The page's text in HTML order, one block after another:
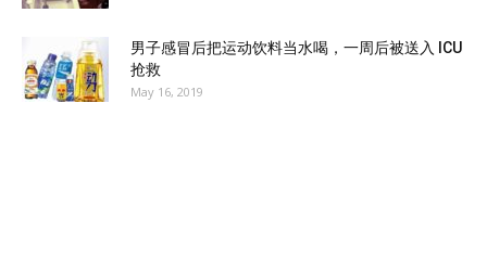
男子感冒后把运动饮料当水喝，一周后被送入 ICU
抢救
May 16, 2019